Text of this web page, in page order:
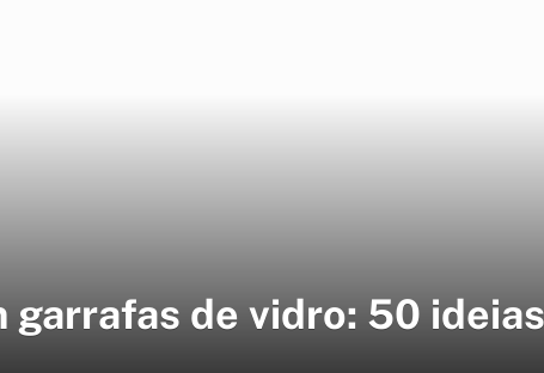
garrafas de vidro: 50 ideias